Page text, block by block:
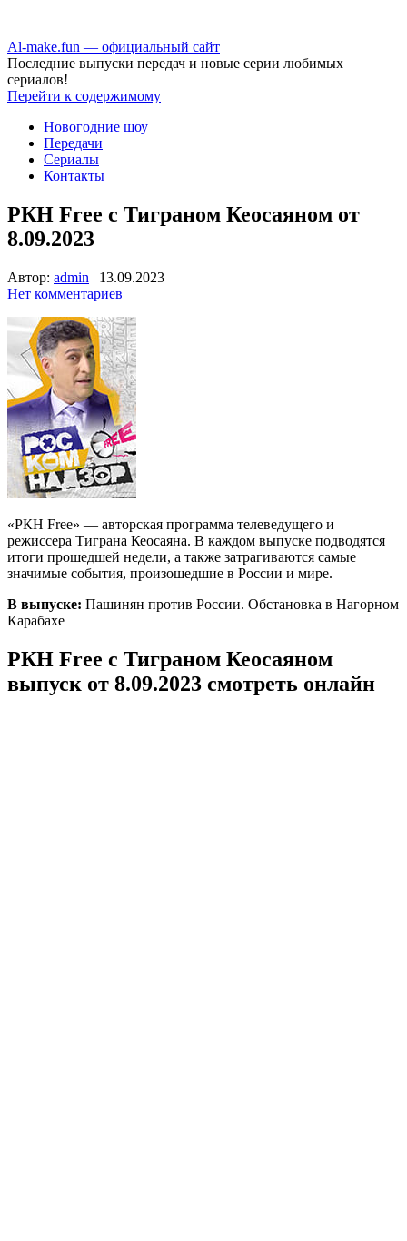
Аl-make.fun — официальный сайт
Последние выпуски передач и новые серии любимых
сериалов!
Перейти к содержимому
Новогодние шоу
Передачи
Сериалы
Контакты
РКН Free с Тиграном Кеосаяном от
8.09.2023
Автор: admin | 13.09.2023
Нет комментариев
«РКН Free» — авторская программа телеведущего и
режиссера Тиграна Кеосаяна. В каждом выпуске подводятся
итоги прошедшей недели, а также затрагиваются самые
значимые события, произошедшие в России и мире.
В выпуске: Пашинян против России. Обстановка в Нагорном
Карабахе
РКН Free с Тиграном Кеосаяном
выпуск от 8.09.2023 смотреть онлайн